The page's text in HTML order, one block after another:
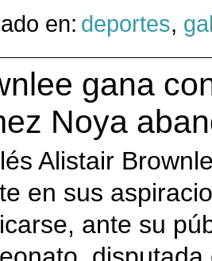
en: deportes,
gana
Noya
Alistair
en sus
ante su